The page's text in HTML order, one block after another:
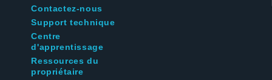
Contactez-nous
Support technique
Centre
d'apprentissage
Ressources du
propriétaire